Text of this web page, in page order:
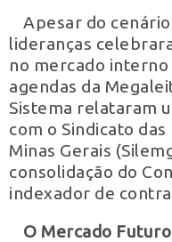
Apesar do
lideranças
no mercado
agendas da
Sistema relataram
com o Sindicato
Minas Gerais
consolidação do
indexador de
O Mercado